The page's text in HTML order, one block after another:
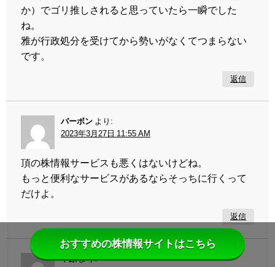
か）でゴリ推しされると思っていたら一瞬でした
ね。
雅が行政処分を受けてから勢いがなくてつまらない
です。
返信
バーボン より:
2023年3月27日 11:55 AM
頂の株情報サービスも悪くはないけどね。
もっと便利なサービスがあるならそっちに行くって
だけよ。
返信
中原 より:
おすすめの株情報サイトはこちら